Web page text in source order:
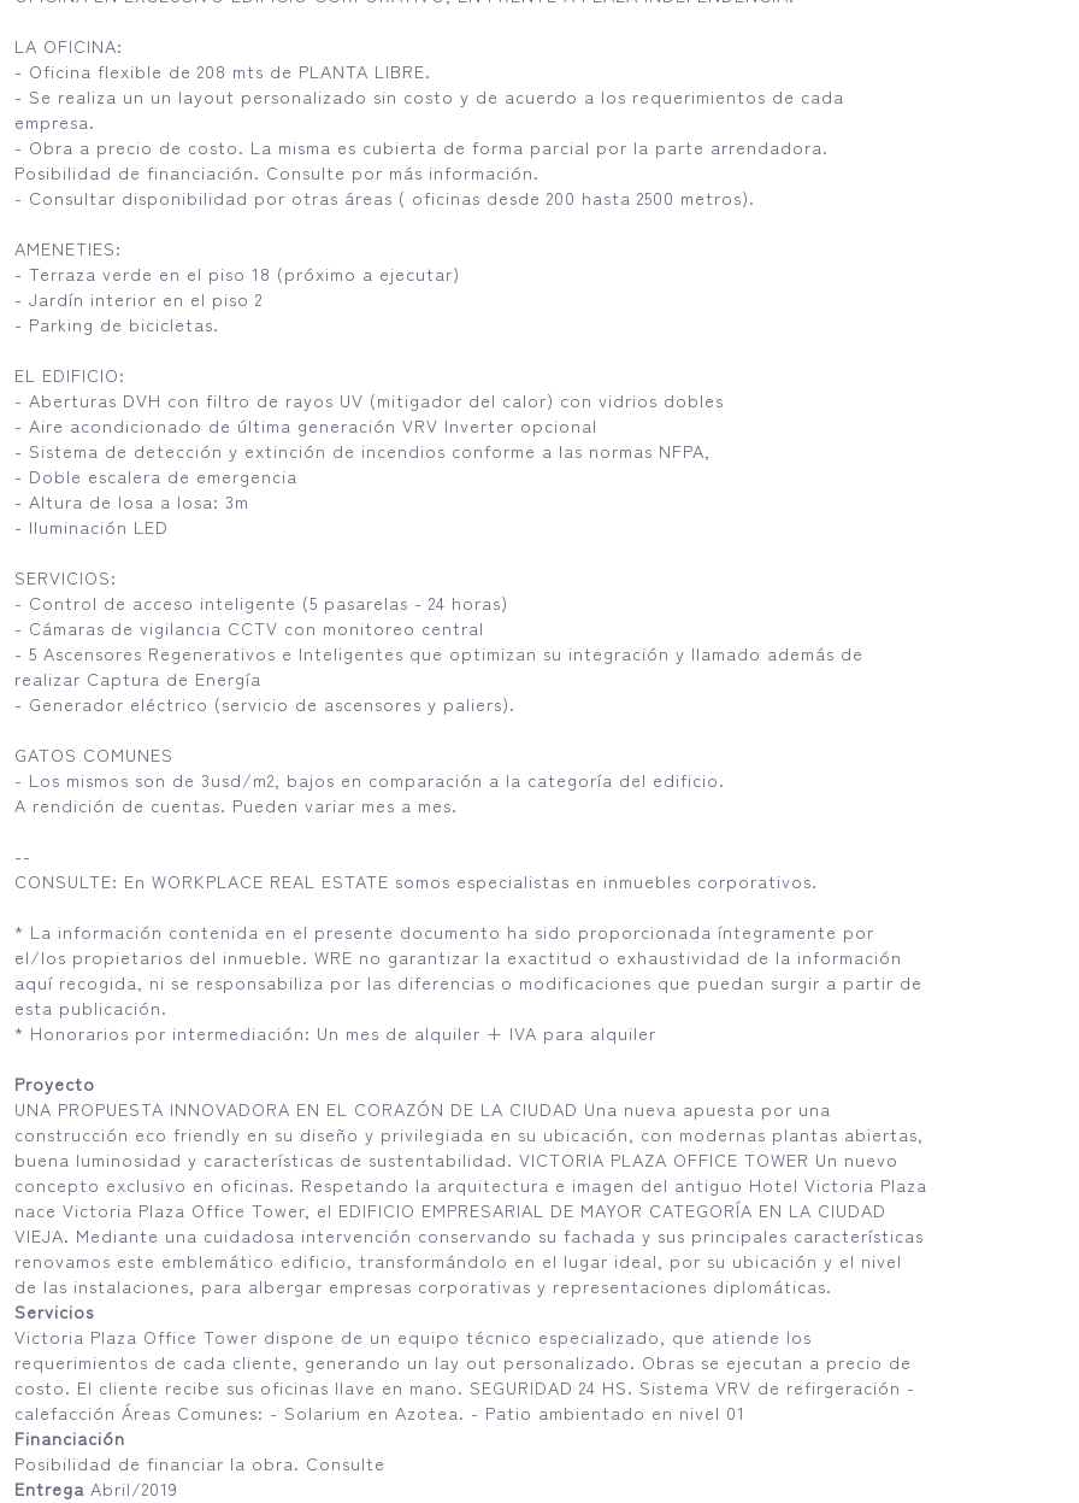
LA OFICINA:
- Oficina flexible de 208 mts de PLANTA LIBRE.
- Se realiza un un layout personalizado sin costo y de acuerdo a los requerimientos de cada
empresa.
- Obra a precio de costo. La misma es cubierta de forma parcial por la parte arrendadora.
Posibilidad de financiación. Consulte por más información.
- Consultar disponibilidad por otras áreas ( oficinas desde 200 hasta 2500 metros).
AMENETIES:
- Terraza verde en el piso 18 (próximo a ejecutar)
- Jardín interior en el piso 2
- Parking de bicicletas.
EL EDIFICIO:
- Aberturas DVH con filtro de rayos UV (mitigador del calor) con vidrios dobles
- Aire acondicionado de última generación VRV Inverter opcional
- Sistema de detección y extinción de incendios conforme a las normas NFPA,
- Doble escalera de emergencia
- Altura de losa a losa: 3m
- Iluminación LED
SERVICIOS:
- Control de acceso inteligente (5 pasarelas - 24 horas)
- Cámaras de vigilancia CCTV con monitoreo central
- 5 Ascensores Regenerativos e Inteligentes que optimizan su integración y llamado además de
realizar Captura de Energía
- Generador eléctrico (servicio de ascensores y paliers).
GATOS COMUNES
- Los mismos son de 3usd/m2, bajos en comparación a la categoría del edificio.
A rendición de cuentas. Pueden variar mes a mes.
--
CONSULTE: En WORKPLACE REAL ESTATE somos especialistas en inmuebles corporativos.
* La información contenida en el presente documento ha sido proporcionada íntegramente por
el/los propietarios del inmueble. WRE no garantizar la exactitud o exhaustividad de la información
aquí recogida, ni se responsabiliza por las diferencias o modificaciones que puedan surgir a partir de
esta publicación.
* Honorarios por intermediación: Un mes de alquiler + IVA para alquiler
Proyecto
UNA PROPUESTA INNOVADORA EN EL CORAZÓN DE LA CIUDAD Una nueva apuesta por una
construcción eco friendly en su diseño y privilegiada en su ubicación, con modernas plantas abiertas,
buena luminosidad y características de sustentabilidad. VICTORIA PLAZA OFFICE TOWER Un nuevo
concepto exclusivo en oficinas. Respetando la arquitectura e imagen del antiguo Hotel Victoria Plaza
nace Victoria Plaza Office Tower, el EDIFICIO EMPRESARIAL DE MAYOR CATEGORÍA EN LA CIUDAD
VIEJA. Mediante una cuidadosa intervención conservando su fachada y sus principales características
renovamos este emblemático edificio, transformándolo en el lugar ideal, por su ubicación y el nivel
de las instalaciones, para albergar empresas corporativas y representaciones diplomáticas.
Servicios
Victoria Plaza Office Tower dispone de un equipo técnico especializado, que atiende los
requerimientos de cada cliente, generando un lay out personalizado. Obras se ejecutan a precio de
costo. El cliente recibe sus oficinas llave en mano. SEGURIDAD 24 HS. Sistema VRV de refirgeración -
calefacción Áreas Comunes: - Solarium en Azotea. - Patio ambientado en nivel 01
Financiación
Posibilidad de financiar la obra. Consulte
Entrega Abril/2019